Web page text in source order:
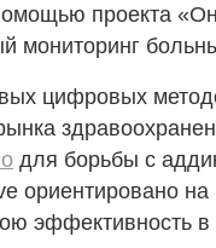
проекта
мониторинг
цифровых
для борьбы с
ориентировано
эффективность